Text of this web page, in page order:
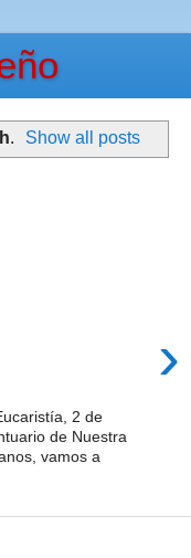
. Show all posts
›
2 de
de Nuestra
vamos a